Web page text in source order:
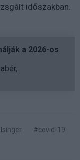
időszakban.
a 2026-os
#covid-19